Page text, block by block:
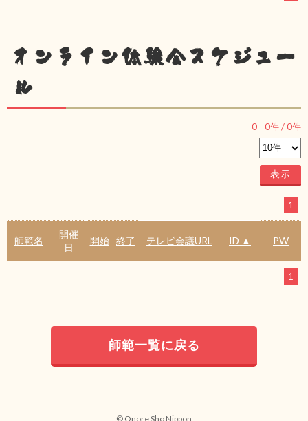
オンライン体験会スケジュー
ル
0 - 0件 /0件
1
師範名
開催
日
開始 終了 テレビ会議URL ID ▲ PW
1
師範一覧に戻る
© Onore Sho Nippon